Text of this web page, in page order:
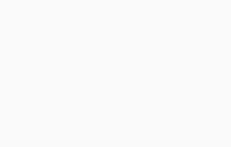
khách hàng.
sửa nguồn